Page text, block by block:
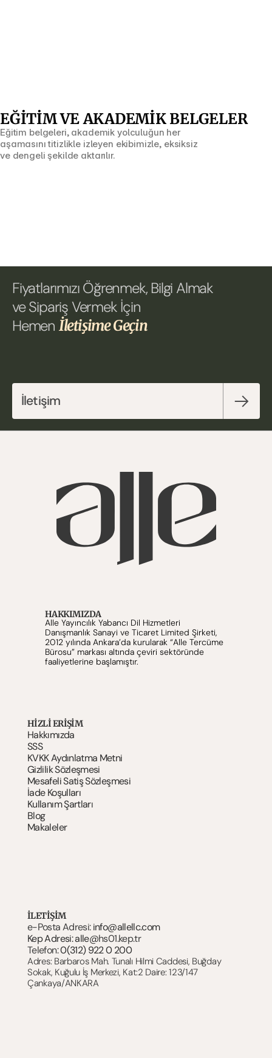
EĞİTİM VE AKADEMİK BELGELER
Eğitim belgeleri, akademik yolculuğun her
aşamasını titizlikle izleyen ekibimizle, eksiksiz
ve dengeli şekilde aktarılır.
Fiyatlarımızı Öğrenmek, Bilgi Almak
ve Sipariş Vermek İçin
Hemen İletişime Geçin
İletişim
HAKKIMIZDA
Alle Yayıncılık Yabancı Dil Hizmetleri
Danışmanlık Sanayi ve Ticaret Limited Şirketi,
2012 yılında Ankara’da kurularak “Alle Tercüme
Bürosu” markası altında çeviri sektöründe
faaliyetlerine başlamıştır.
HIZLI ERİŞİM
Hakkımızda
SSS
KVKK Aydınlatma Metni
Gizlilik Sözleşmesi
Mesafeli Satiş Sözleşmesi
İade Koşulları
Kullanım Şartları
Blog
Makaleler
İLETİŞİM
e-Posta Adresi: info@allellc.com
Kep Adresi: alle@hs01.kep.tr
Telefon: 0(312) 922 0 200
Adres: Barbaros Mah. Tunalı Hilmi Caddesi, Buğday
Sokak, Kuğulu İş Merkezi, Kat:2 Daire: 123/147
Çankaya/ANKARA